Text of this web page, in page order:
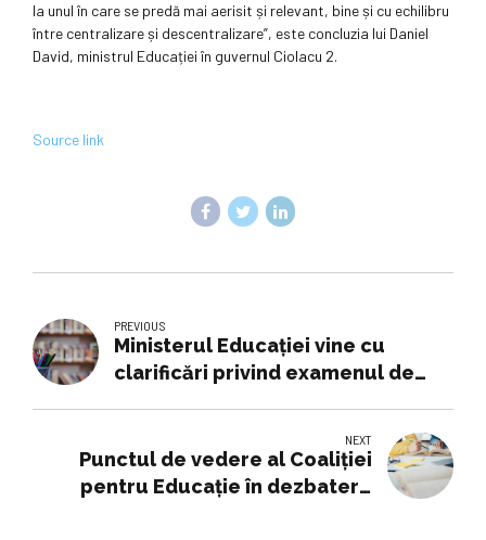
la unul în care se predă mai aerisit și relevant, bine și cu echilibru
între centralizare și descentralizare”, este concluzia lui Daniel
David, ministrul Educației în guvernul Ciolacu 2.
Source link
PREVIOUS
Ministerul Educației vine cu
clarificări privind examenul de
planuri-cadru
NEXT
Punctul de vedere al Coaliției
pentru Educație în dezbatere